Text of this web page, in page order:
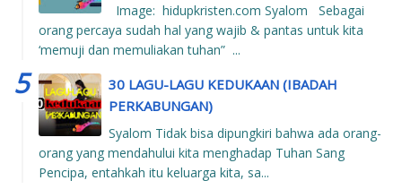
Image: hidupkristen.com Syalom Sebagai
orang percaya sudah hal yang wajib & pantas untuk kita
‘memuji dan memuliakan tuhan” ...
30 LAGU-LAGU KEDUKAAN (IBADAH
PERKABUNGAN)
Syalom Tidak bisa dipungkiri bahwa ada orang-
orang yang mendahului kita menghadap Tuhan Sang
Pencipa, entahkah itu keluarga kita, sa...